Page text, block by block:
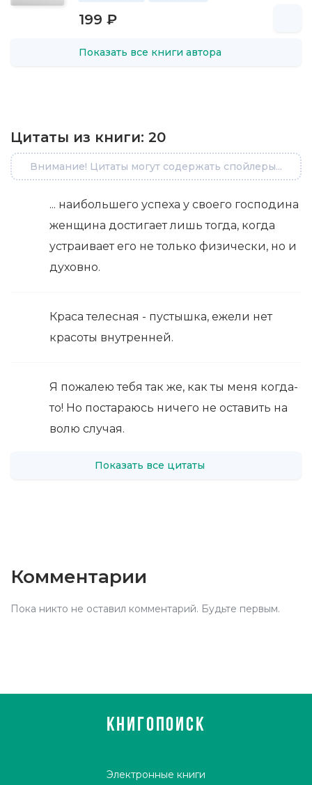
199 ₽
Показать все книги автора
Цитаты из книги: 20
Внимание! Цитаты могут содержать спойлеры...
... наибольшего успеха у своего господина
женщина достигает лишь тогда, когда
устраивает его не только физически, но и
духовно.
Краса телесная - пустышка, ежели нет
красоты внутренней.
Я пожалею тебя так же, как ты меня когда-
то! Но постараюсь ничего не оставить на
волю случая.
Показать все цитаты
Комментарии
Пока никто не оставил комментарий. Будьте первым.
КНИГОПОИСК
Электронные книги